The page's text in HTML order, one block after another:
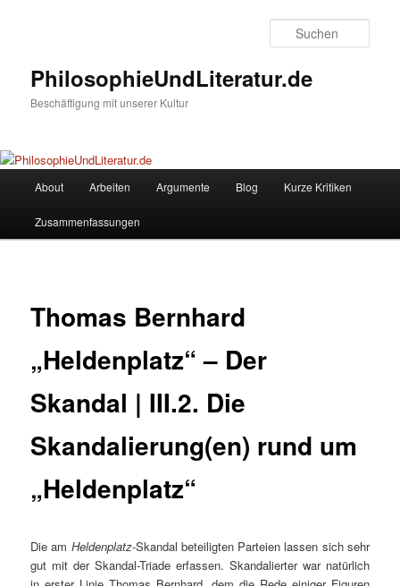
PhilosophieUndLiteratur.de
Beschäftigung mit unserer Kultur
About Arbeiten Argumente Blog Kurze Kritiken
Zusammenfassungen
Thomas Bernhard
„Heldenplatz“ – Der
Skandal | III.2. Die
Skandalierung(en) rund um
„Heldenplatz“
Die am Heldenplatz-Skandal beteiligten Parteien lassen sich sehr
gut mit der Skandal-Triade erfassen. Skandalierter war natürlich